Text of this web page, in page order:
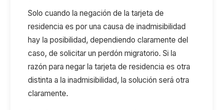
Solo cuando la negación de la tarjeta de
residencia es por una causa de inadmisibilidad
hay la posibilidad, dependiendo claramente del
caso, de solicitar un perdón migratorio. Si la
razón para negar la tarjeta de residencia es otra
distinta a la inadmisibilidad, la solución será otra
claramente.